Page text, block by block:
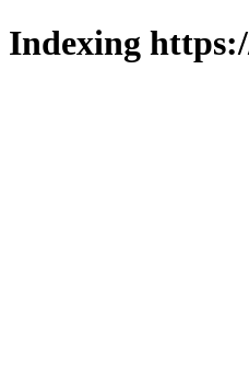
Indexing